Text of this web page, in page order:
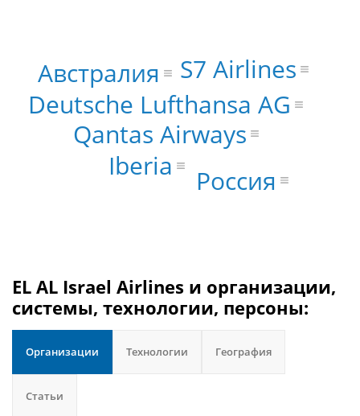
Qantas Airways
Iberia
Deutsche Lufthansa AG
S7 Airlines
Россия
Австралия
EL AL Israel Airlines и организации,
системы, технологии, персоны:
Организации Технологии География
Статьи